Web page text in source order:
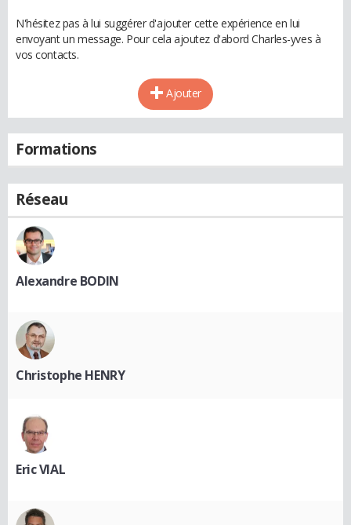
N'hésitez pas à lui suggérer d'ajouter cette expérience en lui
envoyant un message. Pour cela ajoutez d'abord Charles-yves à
vos contacts.
Ajouter
Formations
Réseau
Alexandre BODIN
Christophe HENRY
Eric VIAL